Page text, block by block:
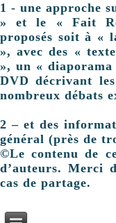
1 - une approche
» et le « Fait
proposés soit à «
», avec des «
», un «
DVD décrivant
nombreux débats
2 – et des
général (près de
©Le contenu de
d’auteurs. Merci
cas de partage.